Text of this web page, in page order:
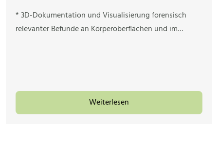
* 3D-Dokumentation und Visualisierung forensisch
relevanter Befunde an Körperoberflächen und im…
Weiterlesen